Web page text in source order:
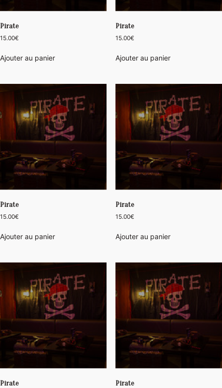
Pirate
15.00€
Ajouter au panier
Pirate
15.00€
Ajouter au panier
Pirate
15.00€
Ajouter au panier
Pirate
15.00€
Ajouter au panier
Pirate Pirate